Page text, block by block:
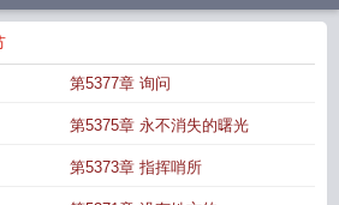
免费阅读免费
九龙归一诀最新章节更新通知
归一诀最新章节更新列表九龙归一诀男主几个老
费阅读完九龙归一诀陆沉全文免费阅读
第5377章 询问
第5375章 永不消失的曙光
第5373章 指挥哨所